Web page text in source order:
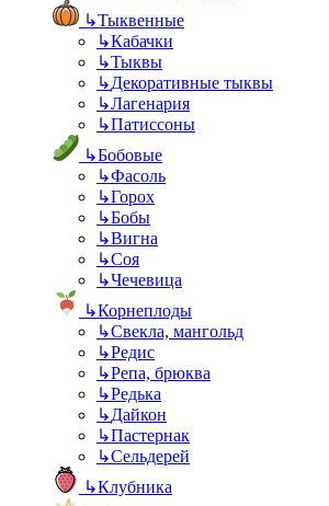
↳Тыквенные
↳Кабачки
↳Тыквы
↳Декоративные тыквы
↳Лагенария
↳Патиссоны
↳Бобовые
↳Фасоль
↳Горох
↳Бобы
↳Вигна
↳Соя
↳Чечевица
↳Корнеплоды
↳Свекла, мангольд
↳Редис
↳Репа, брюква
↳Редька
↳Дайкон
↳Пастернак
↳Сельдерей
↳Клубника